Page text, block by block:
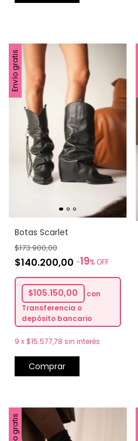
Envío gratis
Botas Scarlet
$140.200,00 -19% OFF
$173.900,00
$105.150,00
con
Transferencia o
depósito bancario
9 x $15.577,78 sin interés
Comprar